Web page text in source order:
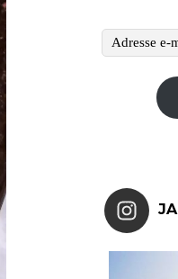
Adresse